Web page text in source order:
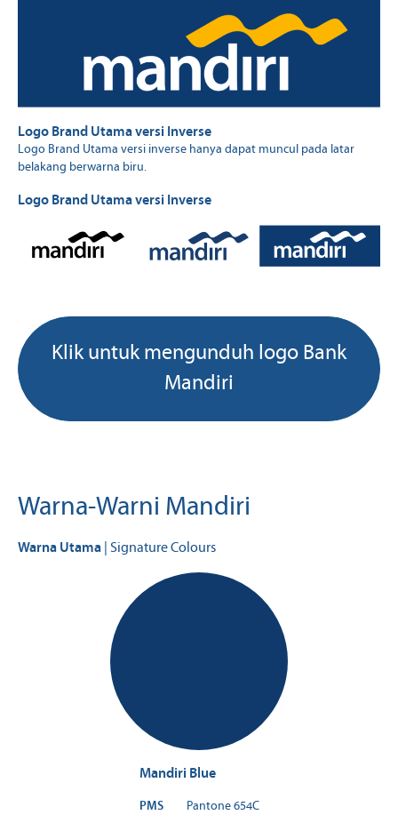
Logo Brand Utama versi Inverse
Logo Brand Utama versi inverse hanya dapat muncul pada latar
belakang berwarna biru.
Logo Brand Utama versi Inverse
Klik untuk mengunduh logo Bank
Mandiri
Warna-Warni Mandiri
Warna Utama | Signature Colours
Mandiri Blue
PMS Pantone 654C